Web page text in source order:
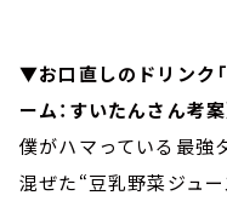
▼お口直しのドリンク
ーム：すいたんさん考案
僕がハマっている最強
混ぜた“豆乳野菜ジュー